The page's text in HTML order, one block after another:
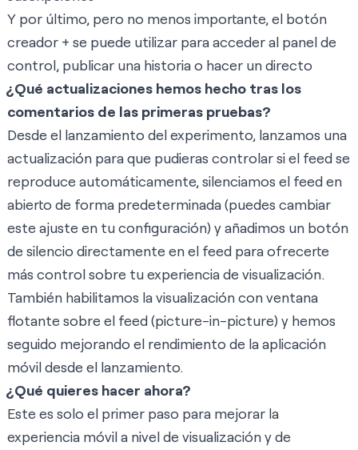
Y por último, pero no menos importante, el botón
creador + se puede utilizar para acceder al panel de
control, publicar una historia o hacer un directo
¿Qué actualizaciones hemos hecho tras los
comentarios de las primeras pruebas?
Desde el lanzamiento del experimento, lanzamos una
actualización para que pudieras controlar si el feed se
reproduce automáticamente, silenciamos el feed en
abierto de forma predeterminada (puedes cambiar
este ajuste en tu configuración) y añadimos un botón
de silencio directamente en el feed para ofrecerte
más control sobre tu experiencia de visualización.
También habilitamos la visualización con ventana
flotante sobre el feed (picture-in-picture) y hemos
seguido mejorando el rendimiento de la aplicación
móvil desde el lanzamiento.
¿Qué quieres hacer ahora?
Este es solo el primer paso para mejorar la
experiencia móvil a nivel de visualización y de